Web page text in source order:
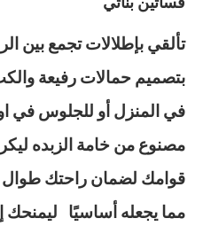
تألقي بإطلالات تجمع بين
بتصميم حمالات رفيعة
في المنزل أو للجلوس في
مصنوع من خامة الزبده
قوامك لضمان راحتك طوال
مما يجعله أساسيًا ليمنحك